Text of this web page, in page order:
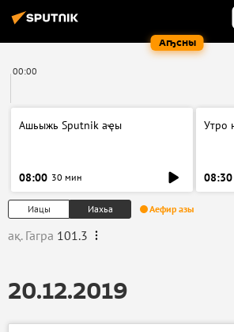
Аҧсны
00:00
Ашьыжь Sputnik аҿы
08:00 30 мин
Утро
08:30
Иацы Иахьа Аефир азы
ақ. Гагра 101.3
20.12.2019